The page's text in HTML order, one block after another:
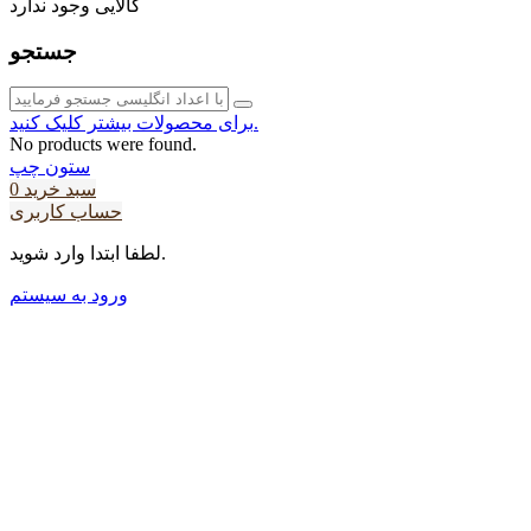
کالایی وجود ندارد
جستجو
برای محصولات بیشتر کلیک کنید.
No products were found.
ستون چپ
سبد خرید 0
حساب کاربری
لطفا ابتدا وارد شوید.
ورود به سیستم